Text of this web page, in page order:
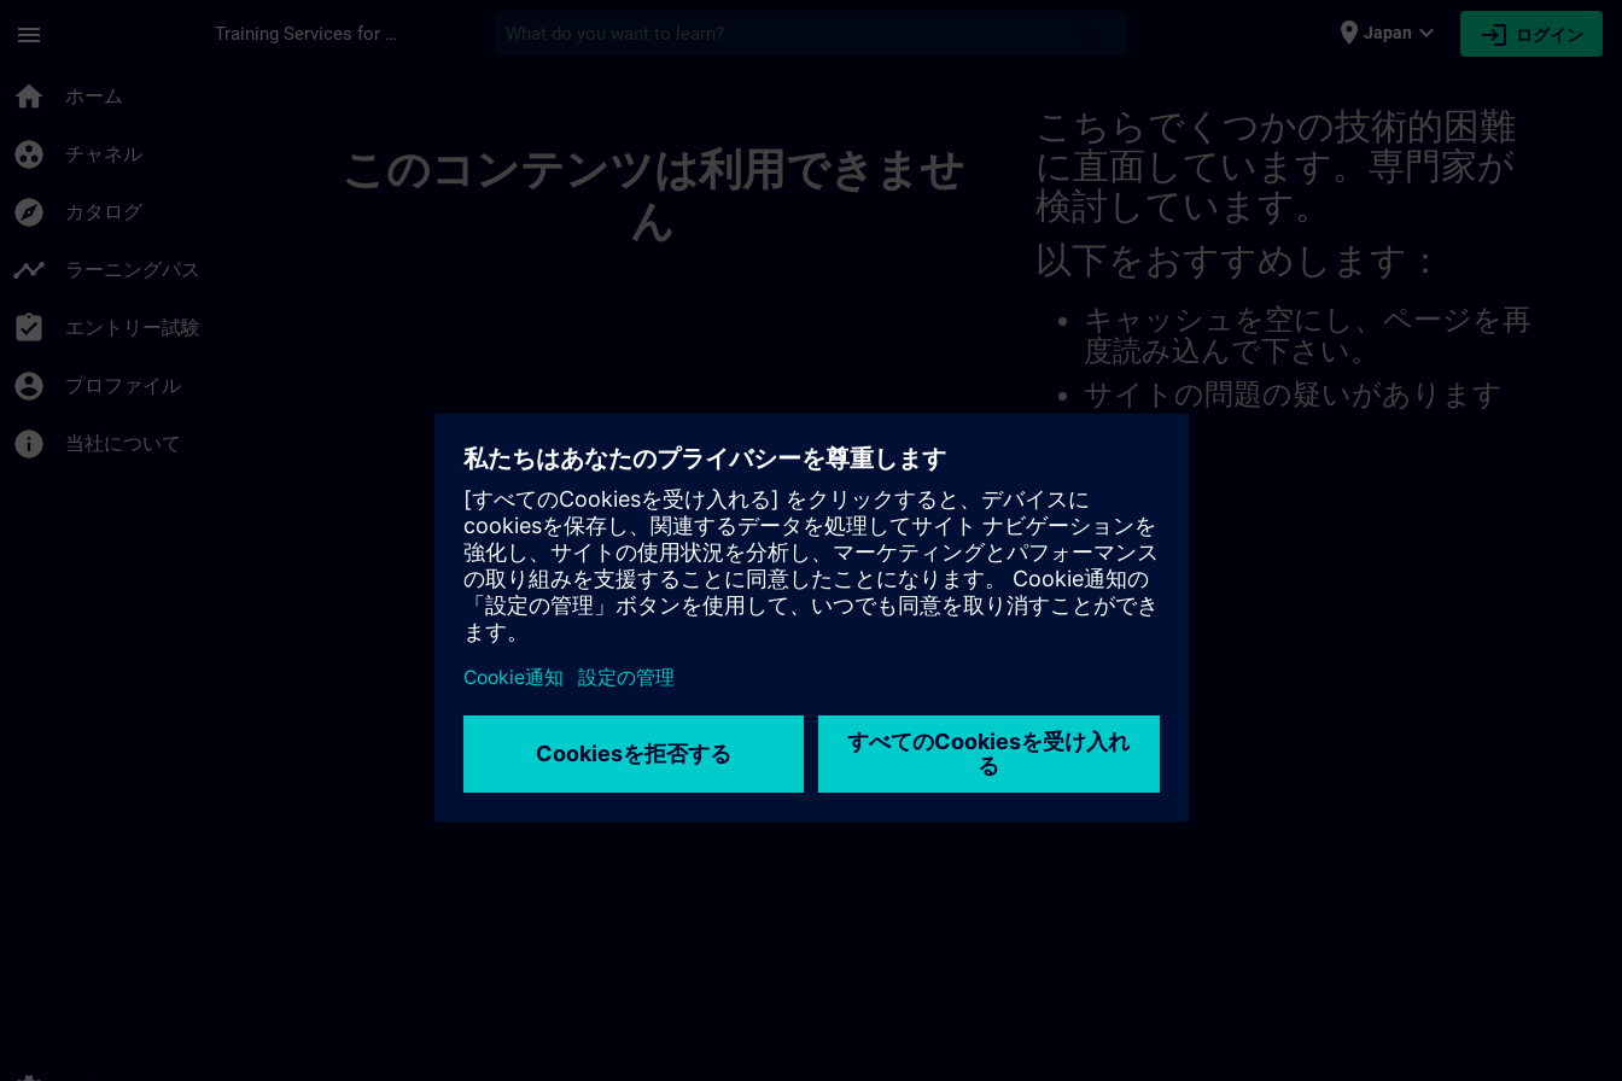
menu Training Services for Digital Industries place Japan expand_more login ログイン
home ホーム
group_work チャネル
explore カタログ
timeline ラーニングパス
assignment_turned_in エントリー試験
account_circle プロファイル
info 当社について
このコンテンツは利用できませ
ん
こちらでくつかの技術的困難
に直面しています。専門家が
検討しています。
以下をおすすめします：
キャッシュを空にし、ページを再
度読み込んで下さい。
サイトの問題の疑いがあります